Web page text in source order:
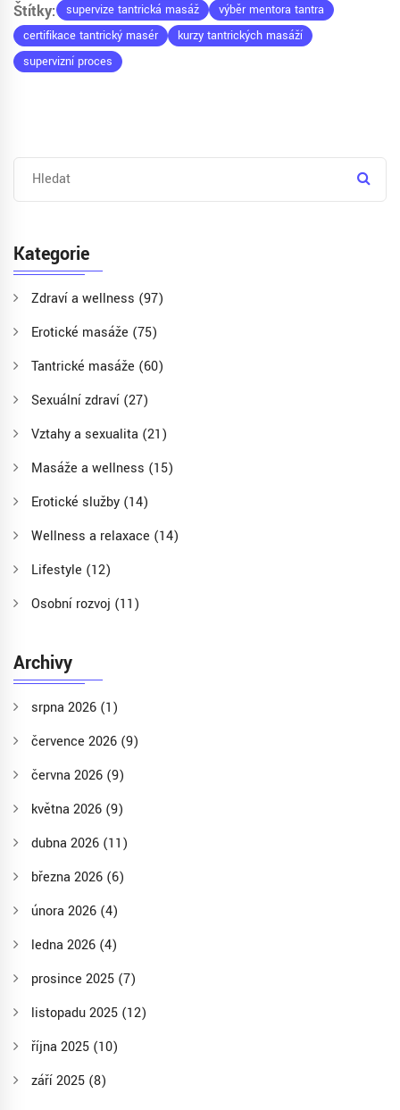
Štítky: supervize tantrická masáž
výběr mentora tantra
certifikace tantrický masér
kurzy tantrických masáží
supervizní proces
Kategorie
Zdraví a wellness (97)
Erotické masáže (75)
Tantrické masáže (60)
Sexuální zdraví (27)
Vztahy a sexualita (21)
Masáže a wellness (15)
Erotické služby (14)
Wellness a relaxace (14)
Lifestyle (12)
Osobní rozvoj (11)
Archivy
srpna 2026 (1)
července 2026 (9)
června 2026 (9)
května 2026 (9)
dubna 2026 (11)
března 2026 (6)
února 2026 (4)
ledna 2026 (4)
prosince 2025 (7)
listopadu 2025 (12)
října 2025 (10)
září 2025 (8)